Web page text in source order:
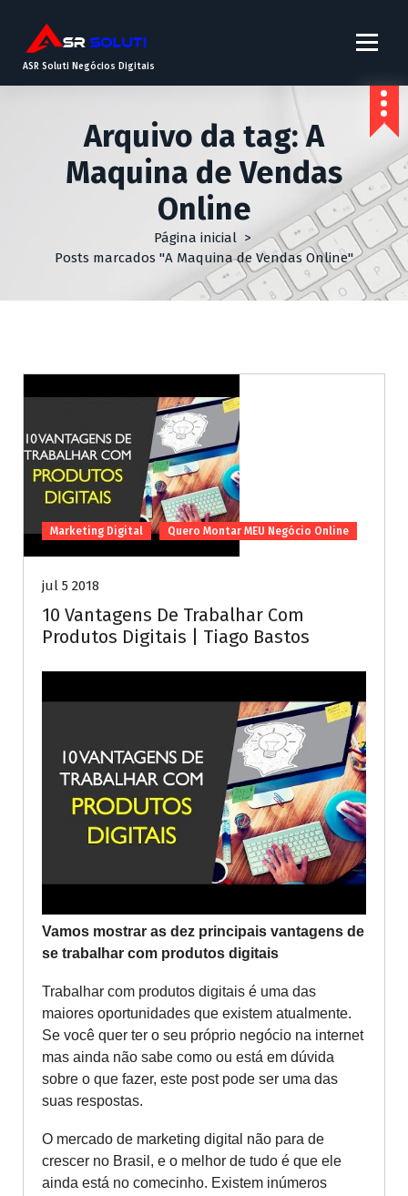
ASR Soluti Negócios Digitais
Arquivo da tag: A
Maquina de Vendas
Online
Página inicial>
Posts marcados "A Maquina de Vendas Online"
Marketing Digital Quero Montar MEU Negócio Online
jul 5 2018
10 Vantagens De Trabalhar Com
Produtos Digitais | Tiago Bastos
Vamos mostrar as dez principais vantagens de
se trabalhar com produtos digitais
Trabalhar com produtos digitais é uma das
maiores oportunidades que existem atualmente.
Se você quer ter o seu próprio negócio na internet
mas ainda não sabe como ou está em dúvida
sobre o que fazer, este post pode ser uma das
suas respostas.
O mercado de marketing digital não para de
crescer no Brasil, e o melhor de tudo é que ele
ainda está no comecinho. Existem inúmeros